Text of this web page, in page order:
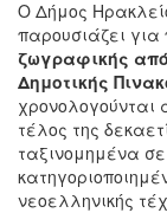
Ο Δήμος
παρουσιάζει
ζωγραφικής
Δημοτικής
χρονολογούνται
τέλος της
ταξινομημένα σε
νεοελληνικής